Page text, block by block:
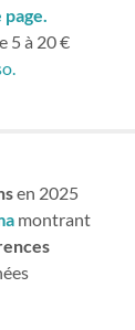
5 à 20 €
en 2025
montrant